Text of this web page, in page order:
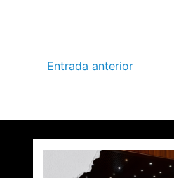
Entrada anterior